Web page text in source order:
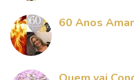
60 Anos